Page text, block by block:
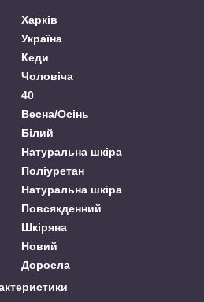
Харків
Україна
Кеди
Чоловіча
40
Весна/Осінь
Білий
Натуральна шкіра
Поліуретан
Натуральна шкіра
Повсякденний
Шкіряна
Новий
Доросла